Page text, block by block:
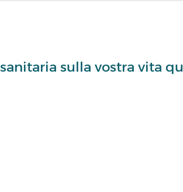
sulla vostra vita